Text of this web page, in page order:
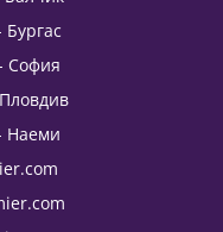
София
Наеми